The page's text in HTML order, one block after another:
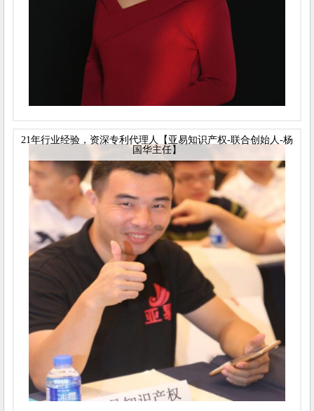
21年行业经验，资深专利代理人【亚易知识产权-联合创始人-杨
国华主任】